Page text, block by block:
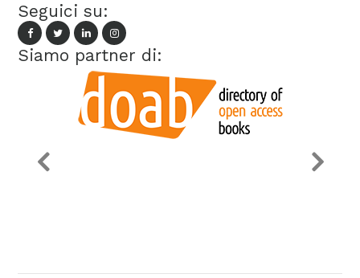
Seguici su:
Siamo partner di: